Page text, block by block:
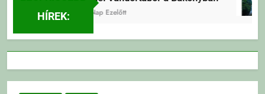
HÍREK:
3 Nap Ezelőtt